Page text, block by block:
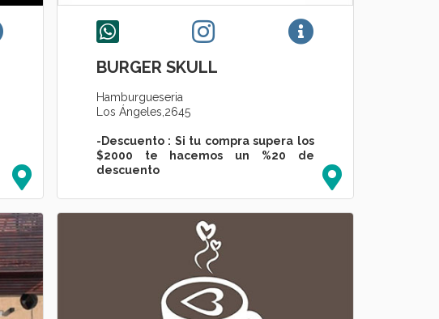
BURGER SKULL
Hamburgueseria
Los Ángeles,2645
-Descuento : Si tu compra supera los
$2000 te hacemos un %20 de
descuento